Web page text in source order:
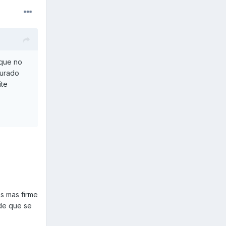
no
mas firme
que se